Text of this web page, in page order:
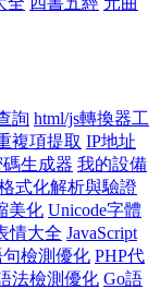
詢 html/js轉換器工
複項提取 IP地址
生成器 我的設備
式化解析與驗證
美化 Unicode字體
情大全 JavaScript
檢測優化 PHP代
法檢測優化 Go語